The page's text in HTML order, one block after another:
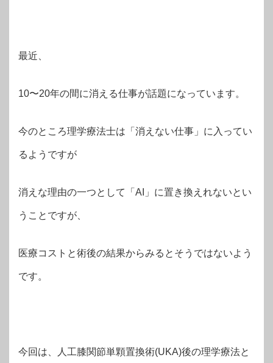
最近、
10〜20年の間に消える仕事が話題になっています。
今のところ理学療法士は「消えない仕事」に入ってい
るようですが
消えな理由の一つとして「AI」に置き換えれないとい
うことですが、
医療コストと術後の結果からみるとそうではないよう
です。
今回は、人工膝関節単顆置換術(UKA)後の理学療法と